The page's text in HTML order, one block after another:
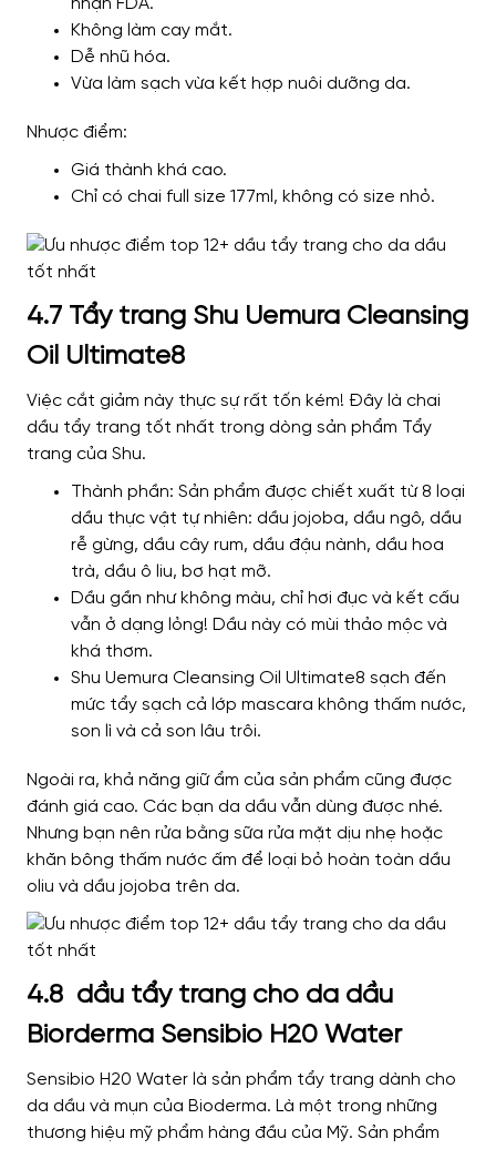
nhận FDA.
Không làm cay mắt.
Dễ nhũ hóa.
Vừa làm sạch vừa kết hợp nuôi dưỡng da.
Nhược điểm:
Giá thành khá cao.
Chỉ có chai full size 177ml, không có size nhỏ.
4.7 Tẩy trang Shu Uemura Cleansing
Oil Ultimate8
Việc cắt giảm này thực sự rất tốn kém! Đây là chai
dầu tẩy trang tốt nhất trong dòng sản phẩm Tẩy
trang của Shu.
Thành phần: Sản phẩm được chiết xuất từ ​​8 loại
dầu thực vật tự nhiên: dầu jojoba, dầu ngô, dầu
rễ gừng, dầu cây rum, dầu đậu nành, dầu hoa
trà, dầu ô liu, bơ hạt mỡ.
Dầu gần như không màu, chỉ hơi đục và kết cấu
vẫn ở dạng lỏng! Dầu này có mùi thảo mộc và
khá thơm.
Shu Uemura Cleansing Oil Ultimate8 sạch đến
mức tẩy sạch cả lớp mascara không thấm nước,
son lì và cả son lâu trôi.
Ngoài ra, khả năng giữ ẩm của sản phẩm cũng được
đánh giá cao. Các bạn da dầu vẫn dùng được nhé.
Nhưng bạn nên rửa bằng sữa rửa mặt dịu nhẹ hoặc
khăn bông thấm nước ấm để loại bỏ hoàn toàn dầu
oliu và dầu jojoba trên da.
4.8 dầu tẩy trang cho da dầu
Biorderma Sensibio H20 Water
Sensibio H20 Water là sản phẩm tẩy trang dành cho
da dầu và mụn của Bioderma. Là một trong những
thương hiệu mỹ phẩm hàng đầu của Mỹ. Sản phẩm